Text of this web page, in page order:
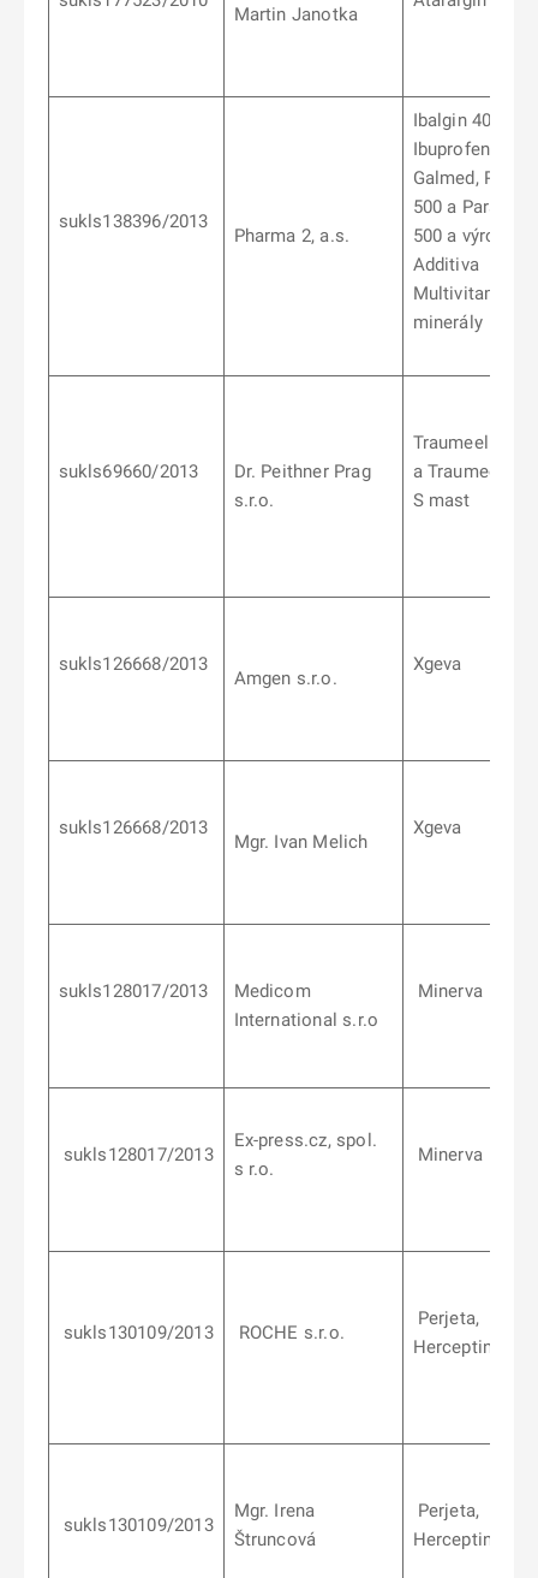
Martin Janotka
sukls138396/2013
Pharma 2, a.s.
Ibalgin 400,
Ibuprofen 400
Galmed,
500 a
500 a výrobek
Additiva
Multivitamin +
minerály
sukls69660/2013
Dr. Peithner Prag
s.r.o.
Traumeel
a Traumeel
S mast
sukls126668/2013
Amgen s.r.o.
Xgeva
sukls126668/2013
Mgr. Ivan Melich
Xgeva
sukls128017/2013
Medicom
International s.r.o
Minerva
sukls128017/2013
Ex-press.cz, spol.
s r.o.
Minerva
sukls130109/2013 ROCHE s.r.o.
Perjeta,
Herceptin
sukls130109/2013
Mgr. Irena
Štruncová
Perjeta,
Herceptin